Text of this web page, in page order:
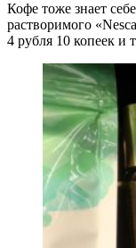
Кофе тоже знает
растворимого
4 рубля 10 копеек и